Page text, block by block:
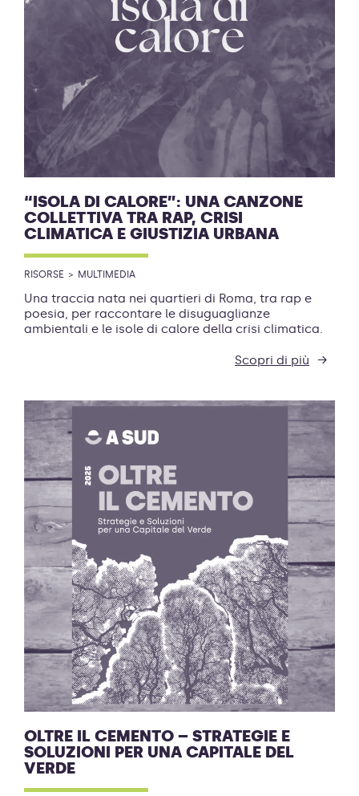
“ISOLA DI CALORE”: UNA CANZONE
COLLETTIVA TRA RAP, CRISI
CLIMATICA E GIUSTIZIA URBANA
RISORSE MULTIMEDIA
Una traccia nata nei quartieri di Roma, tra rap e
poesia, per raccontare le disuguaglianze
ambientali e le isole di calore della crisi climatica.
Scopri di più
OLTRE IL CEMENTO – STRATEGIE E
SOLUZIONI PER UNA CAPITALE DEL
VERDE